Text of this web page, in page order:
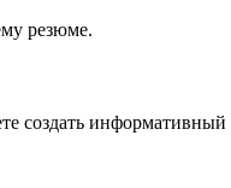
резюме.